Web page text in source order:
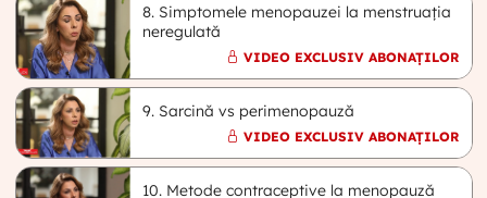
8. Simptomele menopauzei la menstruația
neregulată
VIDEO EXCLUSIV ABONAȚILOR
9. Sarcină vs perimenopauză
VIDEO EXCLUSIV ABONAȚILOR
10. Metode contraceptive la menopauză